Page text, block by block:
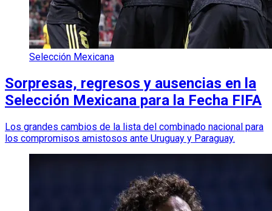
Selección Mexicana
Sorpresas, regresos y ausencias en la
Selección Mexicana para la Fecha FIFA
Los grandes cambios de la lista del combinado nacional para
los compromisos amistosos ante Uruguay y Paraguay.